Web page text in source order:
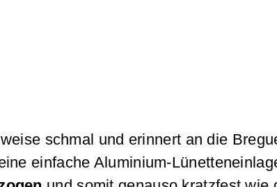
schmal und erinnert an die
einfache Aluminium-